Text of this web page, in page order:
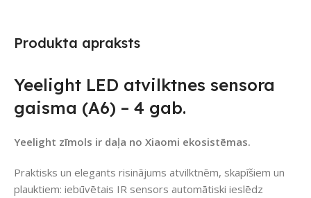
Produkta apraksts
Yeelight LED atvilktnes sensora
gaisma (A6) – 4 gab.
Yeelight zīmols ir daļa no Xiaomi ekosistēmas.
Praktisks un elegants risinājums atvilktnēm, skapīšiem un
plauktiem: iebūvētais IR sensors automātiski ieslēdz